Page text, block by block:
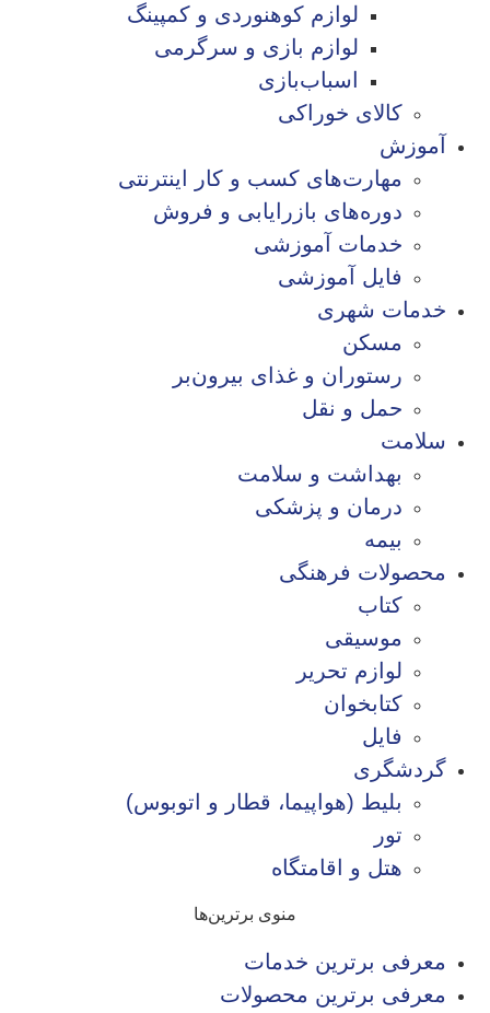
لوازم کوهنوردی و کمپینگ
لوازم بازی و سرگرمی
اسباب‌بازی
کالای خوراکی
آموزش
مهارت‌های کسب و کار اینترنتی
دوره‌های بازرایابی و فروش
خدمات آموزشی
فایل آموزشی
خدمات شهری
مسکن
رستوران و غذای بیرون‌بر
حمل و نقل
سلامت
بهداشت و سلامت
درمان و پزشکی
بیمه
محصولات فرهنگی
کتاب
موسیقی
لوازم تحریر
کتابخوان
فایل
گردشگری
بلیط (هواپیما، قطار و اتوبوس)
تور
هتل و اقامتگاه
منوی برترین‌ها
معرفی برترین خدمات
معرفی برترین محصولات